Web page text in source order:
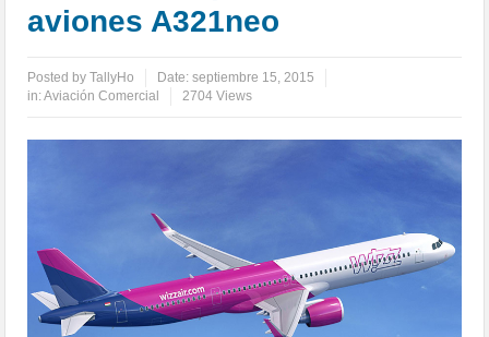
aviones A321neo
Posted byTallyHo Date:septiembre 15, 2015
in:Aviación Comercial 2704 Views